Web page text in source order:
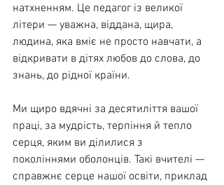
натхненням. Це педагог із великої
літери — уважна, віддана, щира,
людина, яка вміє не просто навчати, а
відкривати в дітях любов до слова, до
знань, до рідної країни.
Ми щиро вдячні за десятиліття вашої
праці, за мудрість, терпіння й тепло
серця, яким ви ділилися з
поколіннями оболонців. Такі вчителі —
справжнє серце нашої освіти, приклад